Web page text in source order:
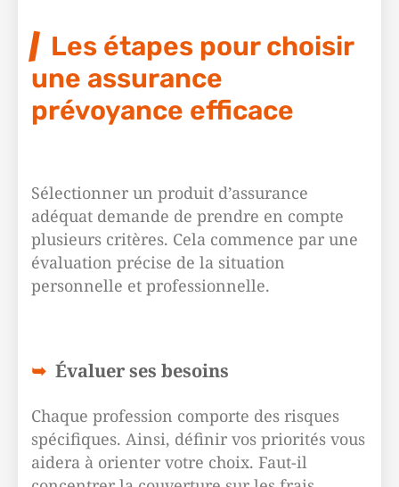
Les étapes pour choisir
une assurance
prévoyance efficace
Sélectionner un produit d’assurance
adéquat demande de prendre en compte
plusieurs critères. Cela commence par une
évaluation précise de la situation
personnelle et professionnelle.
Évaluer ses besoins
Chaque profession comporte des risques
spécifiques. Ainsi, définir vos priorités vous
aidera à orienter votre choix. Faut-il